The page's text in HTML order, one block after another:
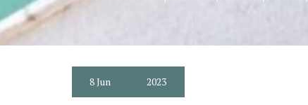
8Jun 2023